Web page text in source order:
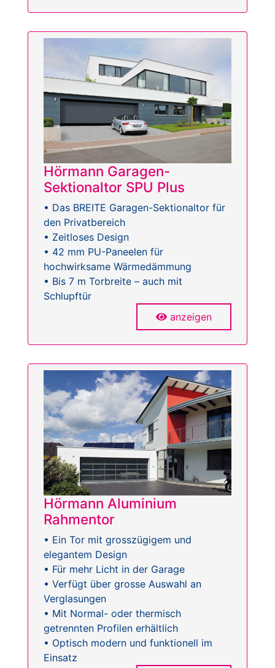
Hörmann Garagen-
Sektionaltor SPU Plus
• Das BREITE Garagen-Sektionaltor für
den Privatbereich
• Zeitloses Design
• 42 mm PU-Paneelen für
hochwirksame Wärmedämmung
• Bis 7 m Torbreite – auch mit
Schlupftür
anzeigen
Hörmann Aluminium
Rahmentor
• Ein Tor mit grosszügigem und
elegantem Design
• Für mehr Licht in der Garage
• Verfügt über grosse Auswahl an
Verglasungen
• Mit Normal- oder thermisch
getrennten Profilen erhältlich
• Optisch modern und funktionell im
Einsatz